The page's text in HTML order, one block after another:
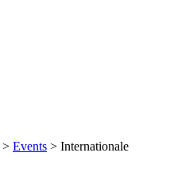
> Events > Internationale